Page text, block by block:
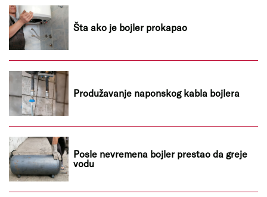
Šta ako je bojler prokapao
Produžavanje naponskog kabla bojlera
Posle nevremena bojler prestao da greje
vodu